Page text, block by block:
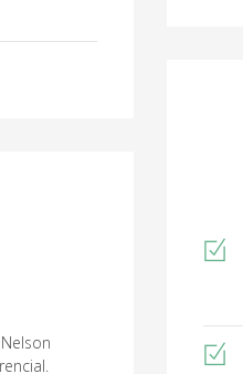
Nelson